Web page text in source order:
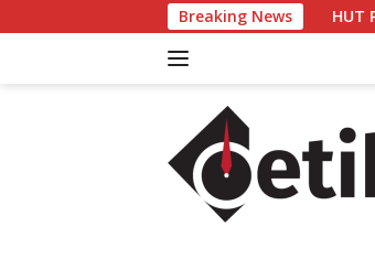
ke
Breaking News
HUT Perdana PRI,